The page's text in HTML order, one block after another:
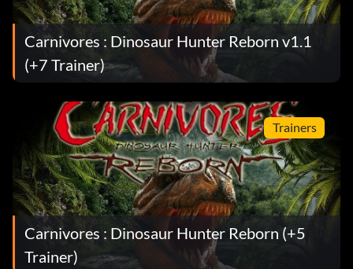
Carnivores : Dinosaur Hunter Reborn v1.1
(+7 Trainer)
Trainers
Carnivores : Dinosaur Hunter Reborn (+5
Trainer)